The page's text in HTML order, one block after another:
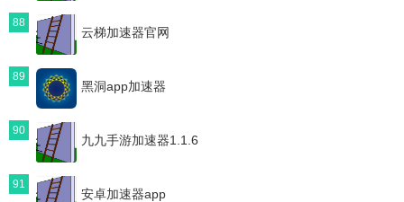
88
云梯加速器官网
89
黑洞app加速器
90
九九手游加速器1.1.6
91
安卓加速器app